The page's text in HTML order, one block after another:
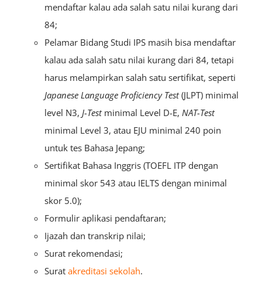
mendaftar kalau ada salah satu nilai kurang dari
84;
Pelamar Bidang Studi IPS masih bisa mendaftar
kalau ada salah satu nilai kurang dari 84, tetapi
harus melampirkan salah satu sertifikat, seperti
Japanese Language Proficiency Test(JLPT) minimal
level N3, J-Testminimal Level D-E, NAT-Test
minimal Level 3, atau EJU minimal 240 poin
untuk tes Bahasa Jepang;
Sertifikat Bahasa Inggris (TOEFL ITP dengan
minimal skor 543 atau IELTS dengan minimal
skor 5.0);
Formulir aplikasi pendaftaran;
Ijazah dan transkrip nilai;
Surat rekomendasi;
Surat akreditasi sekolah.